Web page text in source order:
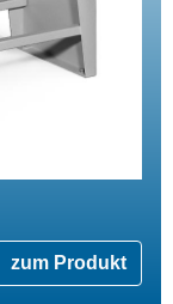
zum Produkt